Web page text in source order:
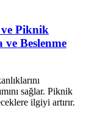
ve Piknik
Beslenme
sağlar. Piknik
ilgiyi artırır.